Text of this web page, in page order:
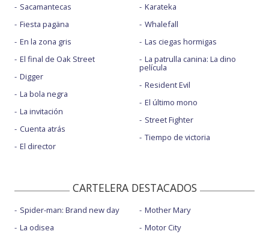
Sacamantecas
Fiesta pagäna
En la zona gris
El final de Oak Street
Digger
La bola negra
La invitación
Cuenta atrás
El director
Karateka
Whalefall
Las ciegas hormigas
La patrulla canina: La dino
película
Resident Evil
El último mono
Street Fighter
Tiempo de victoria
CARTELERA DESTACADOS
Spider-man: Brand new day
La odisea
Mother Mary
Motor City